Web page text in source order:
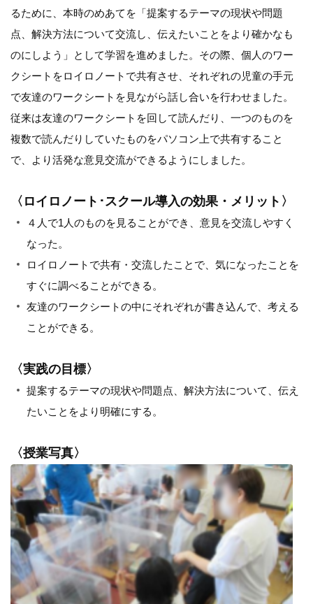
るために、本時のめあてを「提案するテーマの現状や問題
点、解決方法について交流し、伝えたいことをより確かなも
のにしよう」として学習を進めました。その際、個人のワー
クシートをロイロノートで共有させ、それぞれの児童の手元
で友達のワークシートを見ながら話し合いを行わせました。
従来は友達のワークシートを回して読んだり、一つのものを
複数で読んだりしていたものをパソコン上で共有すること
で、より活発な意見交流ができるようにしました。
〈ロイロノート･スクール導入の効果・メリット〉
４人で1人のものを見ることができ、意見を交流しやすく
なった。
ロイロノートで共有・交流したことで、気になったことを
すぐに調べることができる。
友達のワークシートの中にそれぞれが書き込んで、考える
ことができる。
〈実践の目標〉
提案するテーマの現状や問題点、解決方法について、伝え
たいことをより明確にする。
〈授業写真〉